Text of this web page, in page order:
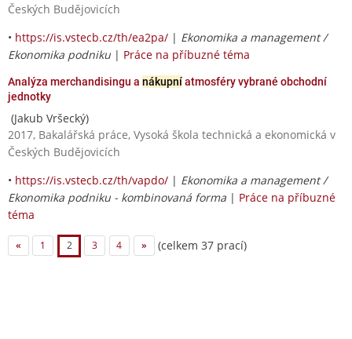
Českých Budějovicích
• https://is.vstecb.cz/th/ea2pa/ | Ekonomika a management /
Ekonomika podniku | Práce na příbuzné téma
Analýza merchandisingu a nákupníatmosféry vybrané obchodní
jednotky
(Jakub Vršecký)
2017, Bakalářská práce, Vysoká škola technická a ekonomická v
Českých Budějovicích
• https://is.vstecb.cz/th/vapdo/ | Ekonomika a management /
Ekonomika podniku - kombinovaná forma | Práce na příbuzné
téma
« 1 2 3 4 » (celkem 37 prací)